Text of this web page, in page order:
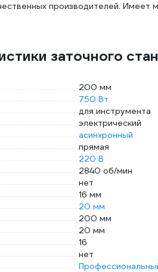
производителей.
заточного
200 мм
750 Вт
для инструмента
электрический
асинхронный
прямая
220 В
2840 об/мин
нет
16 мм
20 мм
200 мм
20 мм
16
нет